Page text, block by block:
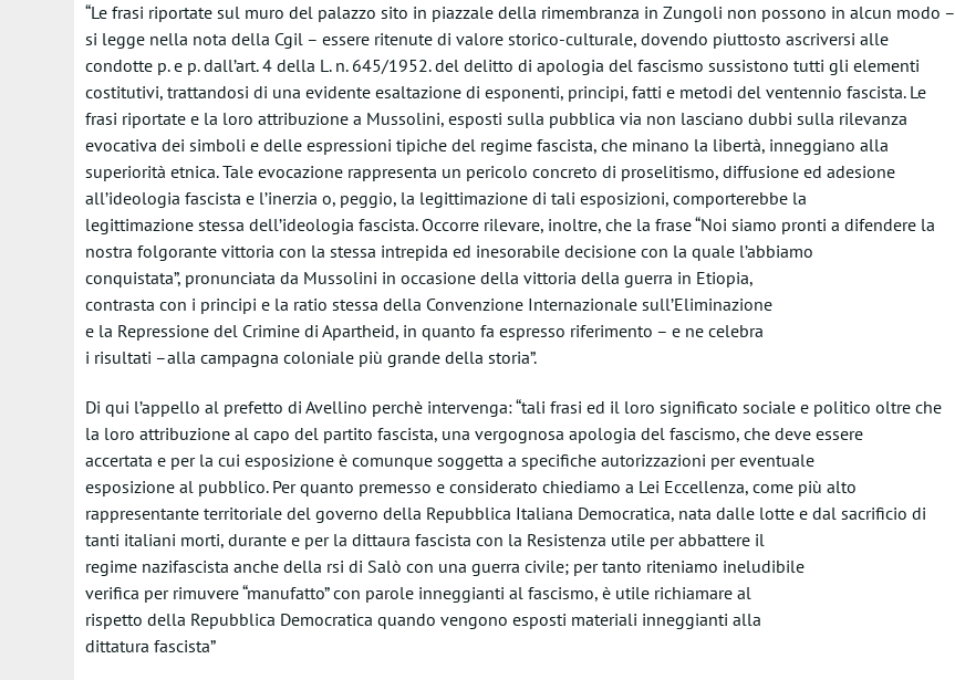
“Le frasi riportate sul muro del palazzo sito in piazzale della rimembranza in Zungoli non possono in alcun modo –
si legge nella nota della Cgil – essere ritenute di valore storico-culturale, dovendo piuttosto ascriversi alle
condotte p. e p. dall’art. 4 della L. n. 645/1952. del delitto di apologia del fascismo sussistono tutti gli elementi
costitutivi, trattandosi di una evidente esaltazione di esponenti, principi, fatti e metodi del ventennio fascista. Le
frasi riportate e la loro attribuzione a Mussolini, esposti sulla pubblica via non lasciano dubbi sulla rilevanza
evocativa dei simboli e delle espressioni tipiche del regime fascista, che minano la libertà, inneggiano alla
superiorità etnica. Tale evocazione rappresenta un pericolo concreto di proselitismo, diffusione ed adesione
all’ideologia fascista e l’inerzia o, peggio, la legittimazione di tali esposizioni, comporterebbe la
legittimazione stessa dell’ideologia fascista. Occorre rilevare, inoltre, che la frase “Noi siamo pronti a difendere la
nostra folgorante vittoria con la stessa intrepida ed inesorabile decisione con la quale l’abbiamo
conquistata”, pronunciata da Mussolini in occasione della vittoria della guerra in Etiopia,
contrasta con i principi e la ratio stessa della Convenzione Internazionale sull’Eliminazione
e la Repressione del Crimine di Apartheid, in quanto fa espresso riferimento – e ne celebra
i risultati –alla campagna coloniale più grande della storia”.
Di qui l’appello al prefetto di Avellino perchè intervenga: “tali frasi ed il loro significato sociale e politico oltre che
la loro attribuzione al capo del partito fascista, una vergognosa apologia del fascismo, che deve essere
accertata e per la cui esposizione è comunque soggetta a specifiche autorizzazioni per eventuale
esposizione al pubblico. Per quanto premesso e considerato chiediamo a Lei Eccellenza, come più alto
rappresentante territoriale del governo della Repubblica Italiana Democratica, nata dalle lotte e dal sacrificio di
tanti italiani morti, durante e per la dittaura fascista con la Resistenza utile per abbattere il
regime nazifascista anche della rsi di Salò con una guerra civile; per tanto riteniamo ineludibile
verifica per rimuvere “manufatto” con parole inneggianti al fascismo, è utile richiamare al
rispetto della Repubblica Democratica quando vengono esposti materiali inneggianti alla
dittatura fascista”